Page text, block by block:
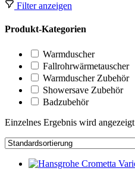
Filter anzeigen
Produkt-Kategorien
Warmduscher
Fallrohrwärmetauscher
Warmduscher Zubehör
Showersave Zubehör
Badzubehör
Einzelnes Ergebnis wird angezeigt